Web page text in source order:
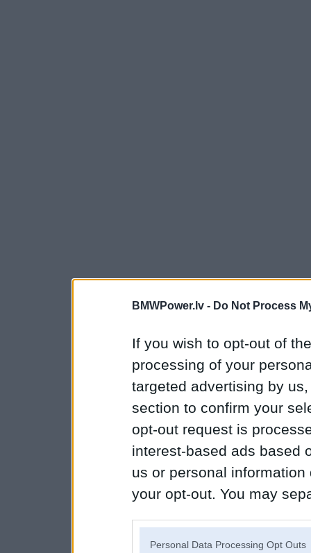
BMWPower.lv - Do Not Process
If you wish to opt-out of
processing of your
targeted advertising by
section to confirm your
opt-out request is
interest-based ads based
us or personal
your opt-out. You may
Personal Data Processing Opt Outs